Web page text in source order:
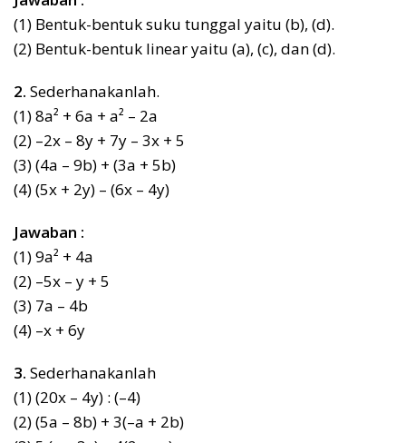
(1) Bentuk-bentuk suku tunggal yaitu (b), (d).
(2) Bentuk-bentuk linear yaitu (a), (c), dan (d).
2. Sederhanakanlah.
(1) 8a² + 6a + a² – 2a
(2) –2x – 8y + 7y – 3x + 5
(3) (4a – 9b) + (3a + 5b)
(4) (5x + 2y) – (6x – 4y)
Jawaban :
(1) 9a² + 4a
(2) –5x – y + 5
(3) 7a – 4b
(4) –x + 6y
3. Sederhanakanlah
(1) (20x – 4y) : (–4)
(2) (5a – 8b) + 3(–a + 2b)